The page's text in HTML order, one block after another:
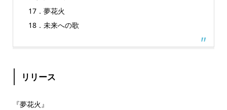
17．夢花火
18．未来への歌
リリース
『夢花火』